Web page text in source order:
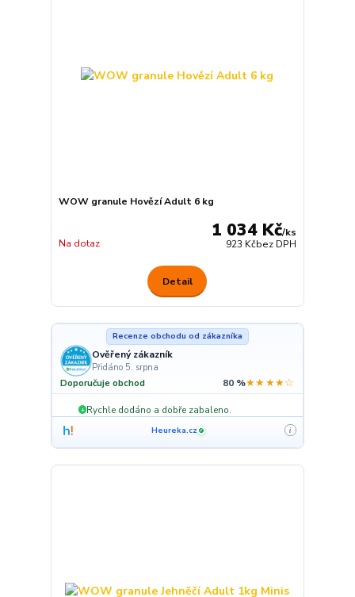
WOW granule Hovězí Adult 6 kg
1 034 Kč/ks
923 Kčbez DPH
Na dotaz
Detail
Recenze obchodu od zákazníka
Ověřený zákazník
Přidáno 5. srpna
Doporučuje obchod 80 %★★★★☆
+ Rychle dodáno a dobře zabaleno.
Heureka.cz ✓ i